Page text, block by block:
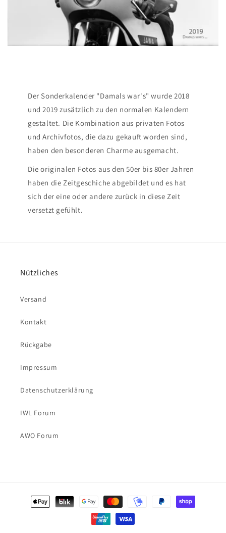
Der Sonderkalender "Damals war's" wurde 2018
und 2019 zusätzlich zu den normalen Kalendern
gestaltet. Die Kombination aus privaten Fotos
und Archivfotos, die dazu gekauft worden sind,
haben den besonderen Charme ausgemacht.
Die originalen Fotos aus den 50er bis 80er Jahren
haben die Zeitgeschiche abgebildet und es hat
sich der eine oder andere zurück in diese Zeit
versetzt gefühlt.
Nützliches
Versand
Kontakt
Rückgabe
Impressum
Datenschutzerklärung
IWL Forum
AWO Forum
Zahlungsmethoden